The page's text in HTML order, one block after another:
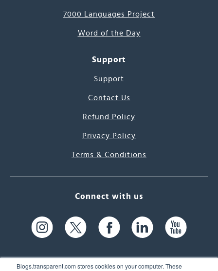
Blogs.transparent.com stores cookies on your computer. These
7000 Languages Project
Word of the Day
Support
Support
Contact Us
Refund Policy
Privacy Policy
Terms & Conditions
Connect with us